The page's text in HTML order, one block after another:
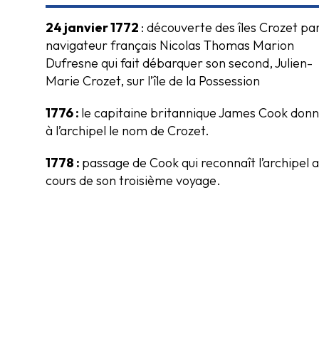
24 janvier 1772 : découverte des îles Crozet
navigateur français Nicolas Thomas Marion
Dufresne qui fait débarquer son second, Julien-
Marie Crozet, sur l’île de la Possession
1776 : le capitaine britannique James Cook
à l’archipel le nom de Crozet.
1778 : passage de Cook qui reconnaît l’archipel
cours de son troisième voyage.